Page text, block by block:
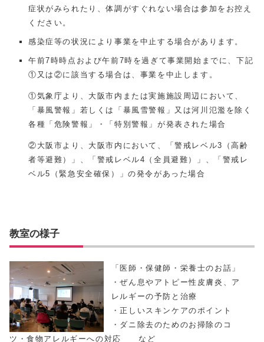
症状がみられたり、体調がすぐれない場合は参加をお控え
ください。
感染症等の状況により事業を中止する場合があります。
午前7 時時点および午前7時を過ぎて事業開始までに、下記
①又は②に該当する場合は、事業を中止します。
①気象庁より、大阪市内または実施施設周辺において、
「暴風警報」若しくは「暴風雪警報」又は河川氾濫を除く
各種「危険警報」・「特別警報」が発表された場合
②大阪市より、大阪市内において、「警戒レベル3（高齢
者等避難）」、「警戒レベル4（全員避難）」、「警戒レ
ベル5（緊急安全確保）」の発令があった場合
教室の様子
「医師・保健師・栄養士のお話」
・ぜん息やアトピー性皮膚炎、ア
レルギーの予防と治療
・正しいスキンケアのポイント
・ダニ除去のためのお掃除のコ
ツ・食物アレルギーへの対応 など